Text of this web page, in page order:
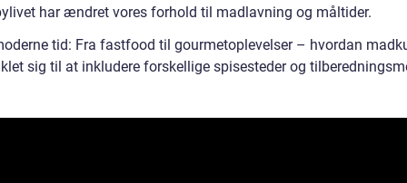
har ændret vores forhold til madlavning og måltider.
tid: Fra fastfood til gourmetoplevelser – hvordan
sig til at inkludere forskellige spisesteder og